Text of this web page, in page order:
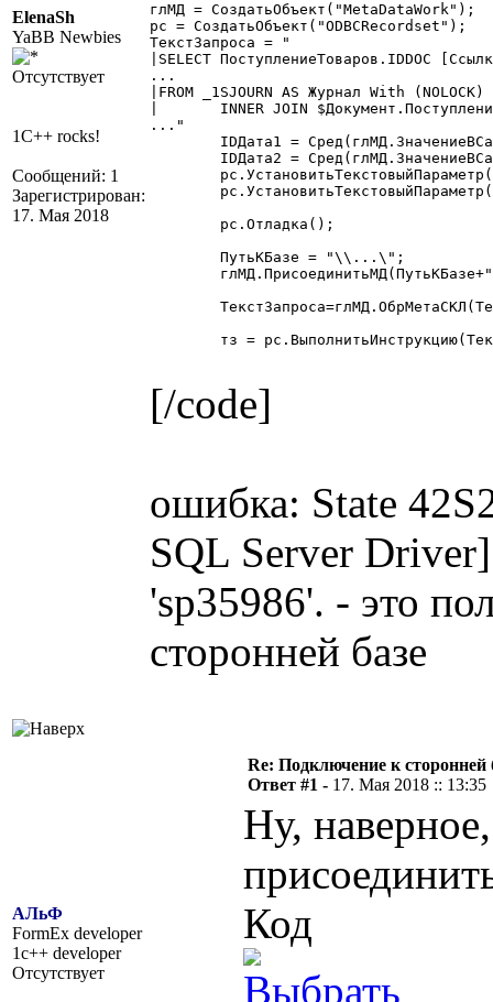
ElenaSh
YaBB Newbies
Отсутствует
1C++ rocks!
Сообщений: 1
Зарегистрирован:
17. Мая 2018
глМД = СоздатьОбъект("MetaDataWork");
рс = СоздатьОбъект("ODBCRecordset");
ТекстЗапроса = "
|SELECT ПоступлениеТоваров.IDDOC
...
|FROM _1SJOURN AS Журнал With (NOLOCK)
..."
[/code]
ошибка: State
SQL Server
'sp35986'. - это
сторонней базе
АЛьФ
FormEx developer
1c++ developer
Отсутствует
Re: Подключение к сторонней
Ответ #1 - 17. Мая 2018 :: 13:35
Ну,
Код